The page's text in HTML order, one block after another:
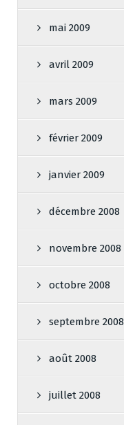
mai 2009
avril 2009
mars 2009
février 2009
janvier 2009
décembre 2008
novembre 2008
octobre 2008
septembre 2008
août 2008
juillet 2008